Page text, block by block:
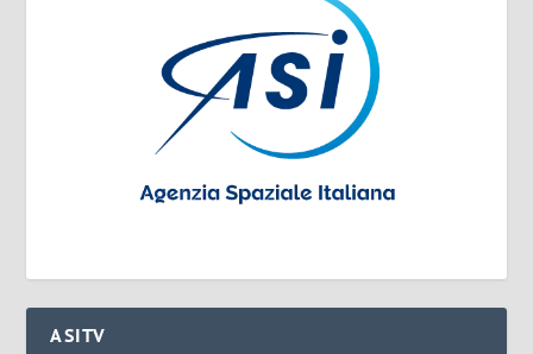
ASITV